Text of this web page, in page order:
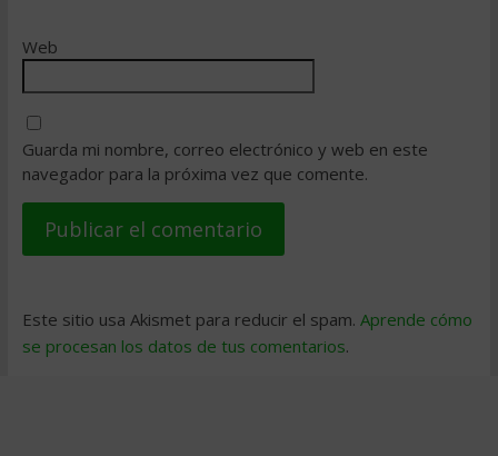
Web
Guarda mi nombre, correo electrónico y web en este
navegador para la próxima vez que comente.
Este sitio usa Akismet para reducir el spam. Aprende cómo
se procesan los datos de tus comentarios.